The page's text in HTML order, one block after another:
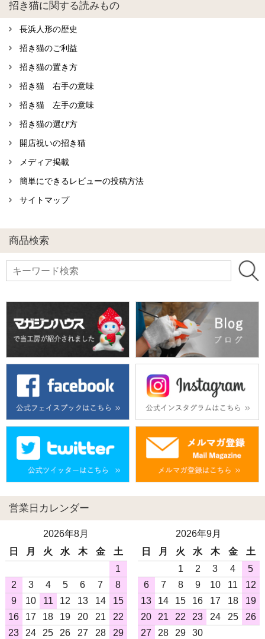
招き猫に関する読みもの
長浜人形の歴史
招き猫のご利益
招き猫の置き方
招き猫 右手の意味
招き猫 左手の意味
招き猫の選び方
開店祝いの招き猫
メディア掲載
簡単にできるレビューの投稿方法
サイトマップ
商品検索
営業日カレンダー
2026年8月
日
月 火 水 木 金
土
1
2
3 4 5 6 7
8
9
10 11 12 13 14
15
16
17 18 19 20 21
22
23
24 25 26 27 28 29
2026年9月
日
月 火 水 木 金
土
1
2 3 4
5
6
7 8 9 10 11
12
13
14 15 16 17 18
19
20
21 22 23 24 25
26
27
28 29 30